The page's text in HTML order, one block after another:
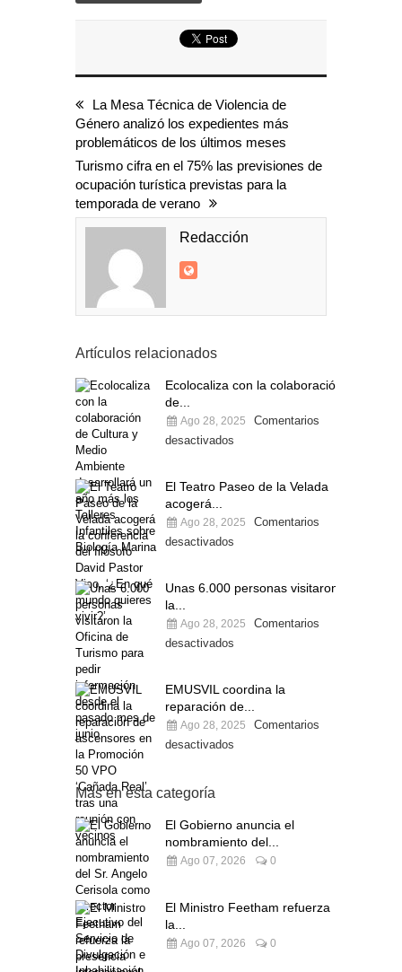
La Mesa Técnica de Violencia de
Género analizó los expedientes más
problemáticos de los últimos meses
Turismo cifra en el 75% las previsiones de
ocupación turística previstas para la
temporada de verano
Redacción
Artículos relacionados
Ecolocaliza con la colaboración
de...
Ago 28, 2025
Comentarios
desactivados
El Teatro Paseo de la Velada
acogerá...
Ago 28, 2025
Comentarios
desactivados
Unas 6.000 personas visitaron
la...
Ago 28, 2025
Comentarios
desactivados
EMUSVIL coordina la
reparación de...
Ago 28, 2025
Comentarios
desactivados
Más en esta categoría
El Gobierno anuncia el
nombramiento del...
Ago 07, 2026 0
El Ministro Feetham refuerza
la...
Ago 07, 2026 0